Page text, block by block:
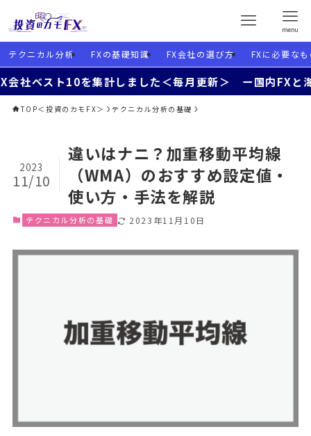
menu
テクニカル分析 FXの基礎知識 FX会社の選び方 FXに必要な
10を集計しました＜毎月更新＞ ー国内FXと海外FXを使
TOP＜投資のカモFX＞ テクニカル分析の基礎
違いはナニ？加重移動平均線
（WMA）のおすすめ設定値・
使い方・手法を解説
2023
11/10
テクニカル分析の基礎 2023年11月10日